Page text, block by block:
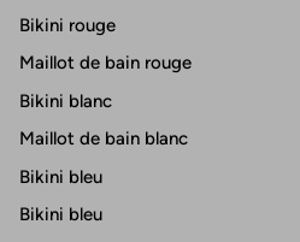
Bikini rouge
Maillot de bain rouge
Bikini blanc
Maillot de bain blanc
Bikini bleu
Bikini bleu